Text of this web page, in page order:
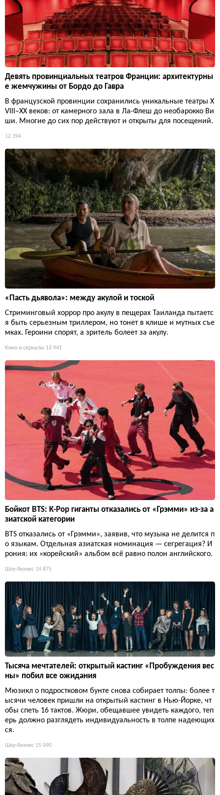
Девять провинциальных театров Франции: архитектурны
е жемчужины от Бордо до Гавра
В французской провинции сохранились уникальные театры X
VIII–XX веков: от камерного зала в Ла-Флеш до необарокко Ви
ши. Многие до сих пор действуют и открыты для посещений.
12 394
«Пасть дьявола»: между акулой и тоской
Стриминговый хоррор про акулу в пещерах Таиланда пытаетс
я быть серьезным триллером, но тонет в клише и мутных съе
мках. Героини спорят, а зритель болеет за акулу.
Кино и сериалы 13 941
Бойкот BTS: K-Pop гиганты отказались от «Грэмми» из-за а
зиатской категории
BTS отказались от «Грэмми», заявив, что музыка не делится п
о языкам. Отдельная азиатская номинация — сегрегация? И
рония: их «корейский» альбом всё равно полон английского.
Шоу-бизнес 14 875
Тысяча мечтателей: открытый кастинг «Пробуждения вес
ны» побил все ожидания
Мюзикл о подростковом бунте снова собирает толпы: более т
ысячи человек пришли на открытый кастинг в Нью-Йорке, чт
обы спеть 16 тактов. Жюри, обещавшее увидеть каждого, теп
ерь должно разглядеть индивидуальность в толпе надеющих
ся.
Шоу-бизнес 15 090